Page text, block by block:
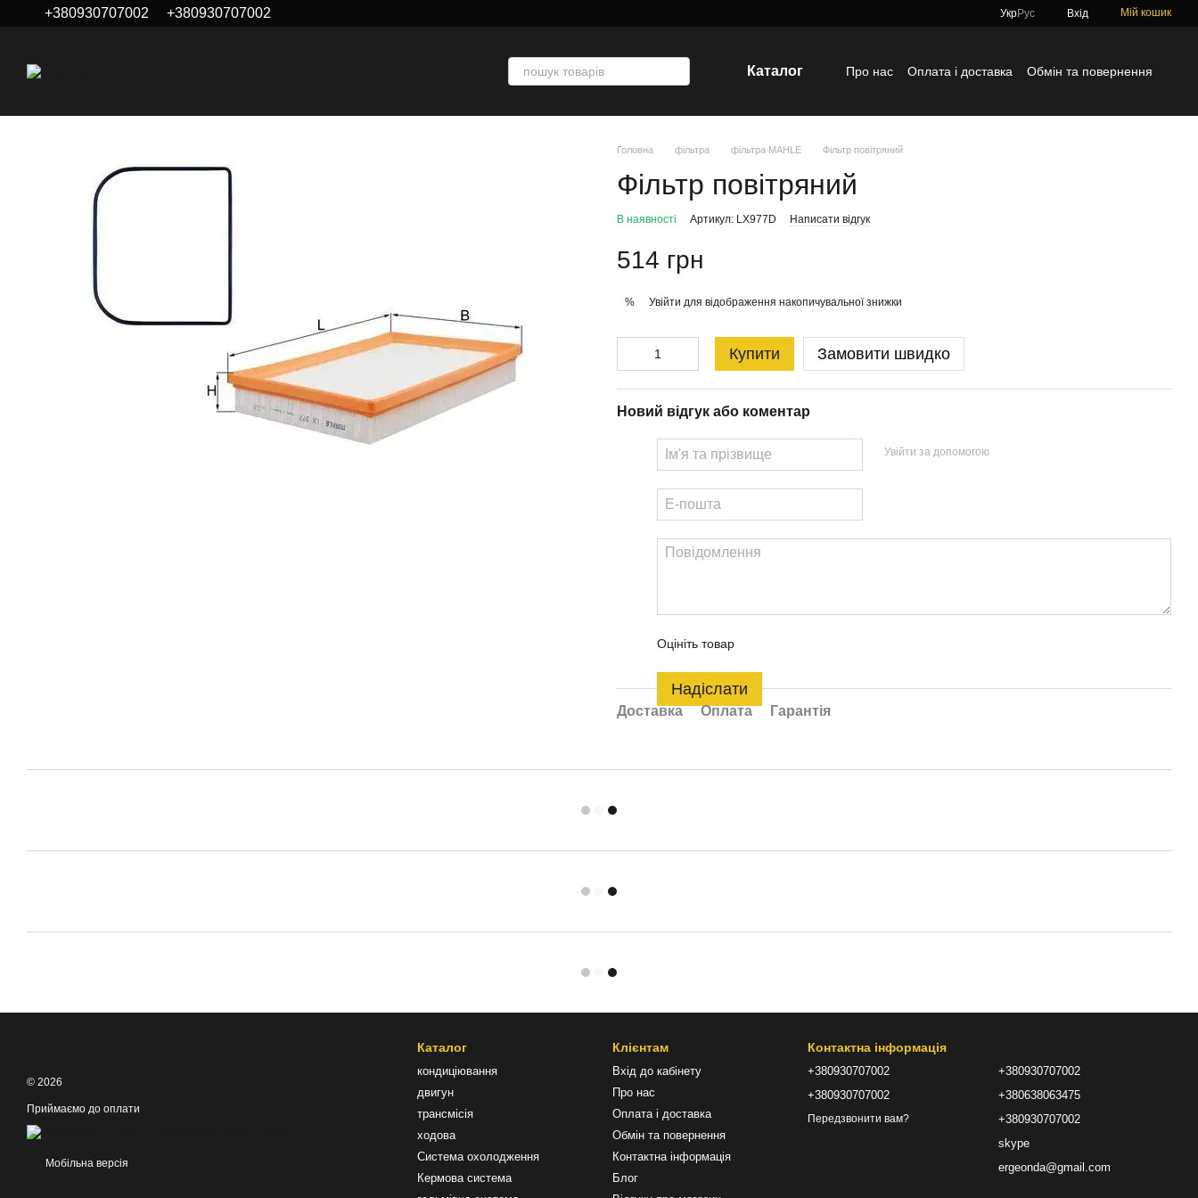
Перейти до основного контенту
+380930707002 +380930707002 УкрРус Вхід Мій кошик
Каталог Про нас Оплата і доставка
Обмін та повернення
Головна фільтра фільтра MAHLE Фільтр повітряний
Фільтр повітряний
В наявності Артикул: LX977D Написати відгук
514 грн
% Увійти для відображення накопичувальної знижки
Купити Замовити швидко
Новий відгук або коментар
Увійти за допомогою
Оцініть товар
Надіслати
Доставка Оплата Гарантія
© 2026
Приймаємо до оплати
Мобільна версія
Каталог
кондиціювання
двигун
трансмісія
ходова
Система охолодження
Кермова система
Клієнтам
Вхід до кабінету
Про нас
Оплата і доставка
Обмін та повернення
Контактна інформація
Блог
Контактна інформація
+380930707002
+380930707002
Передзвонити вам?
+380930707002
+380638063475
+380930707002
skype
ergeonda@gmail.com